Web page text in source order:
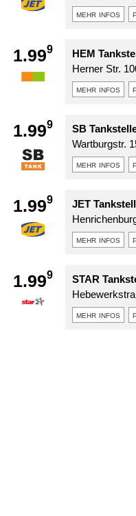
mehr infos
1.999
HEM
Herner Str.
mehr infos
1.999
SB
Wartburgstr.
mehr infos
1.999
JET
mehr infos
1.999
STAR
mehr infos